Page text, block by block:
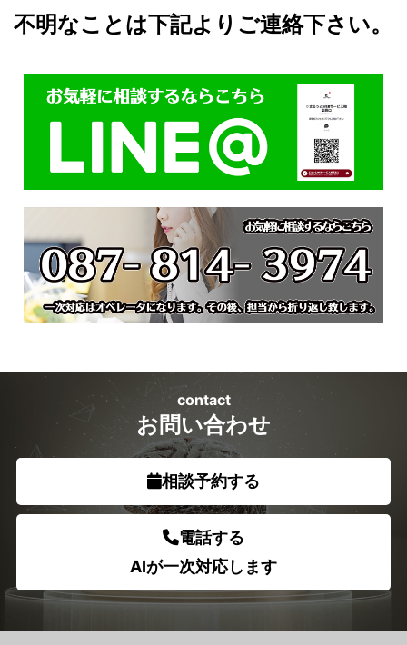
不明なことは下記よりご連絡下さい。
お問い合わせ
contact
相談予約する
電話する
AIが一次対応します